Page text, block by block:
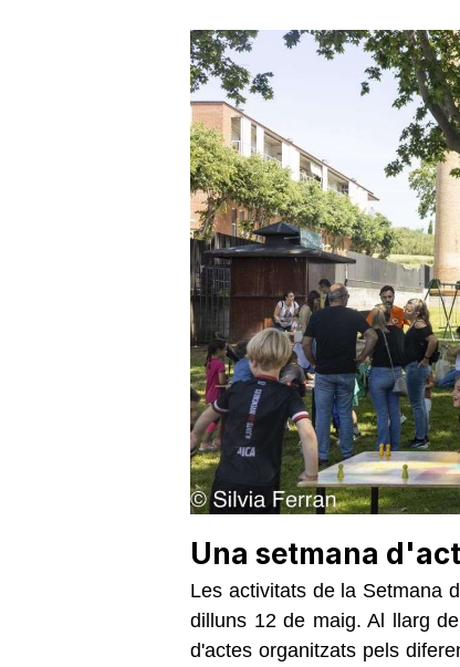
Una setmana
Les activitats de la Setmana
dilluns 12 de maig. Al llarg
d'actes organitzats pels